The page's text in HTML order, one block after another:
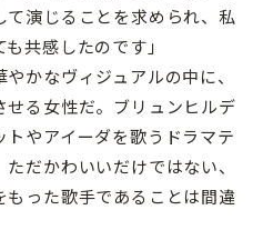
演じることを求められ、私
共感したのです」
かなヴィジュアルの中に、
る女性だ。ブリュンヒルデ
やアイーダを歌うドラマテ
だかわいいだけではない、
った歌手であることは間違